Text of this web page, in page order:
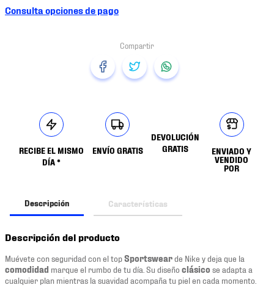
Consulta opciones de pago
RECIBE EL MISMO
DÍA *
ENVÍO GRATIS
DEVOLUCIÓN
GRATIS
ENVIADO Y
VENDIDO
POR
Descripción Características
Descripción del producto
Muévete con seguridad con el topSportswearde Nike y deja que la
comodidad marque el rumbo de tu día. Su diseño clásico se adapta a
cualquier plan mientras la suavidad acompaña tu piel en cada momento.